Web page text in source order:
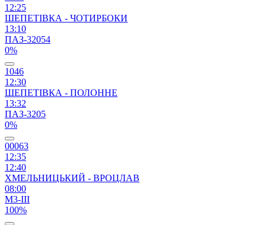
12:25
ШЕПЕТІВКА - ЧОТИРБОКИ
13:10
ПАЗ-32054
0%
1046
12:30
ШЕПЕТІВКА - ПОЛОННЕ
13:32
ПАЗ-3205
0%
00063
12:35
12:40
ХМЕЛЬНИЦЬКИЙ - ВРОЦЛАВ
08:00
М3-ІІІ
100%